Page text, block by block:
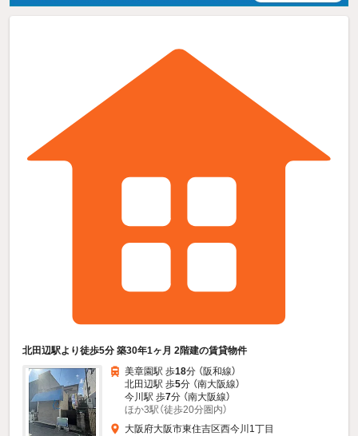
北田辺駅より徒歩5分 築30年1ヶ月 2階建の賃貸物件
美章園駅 歩18分 （阪和線）
北田辺駅 歩5分 （南大阪線）
今川駅 歩7分 （南大阪線）
ほか3駅（徒歩20分圏内）
大阪府大阪市東住吉区西今川1丁目